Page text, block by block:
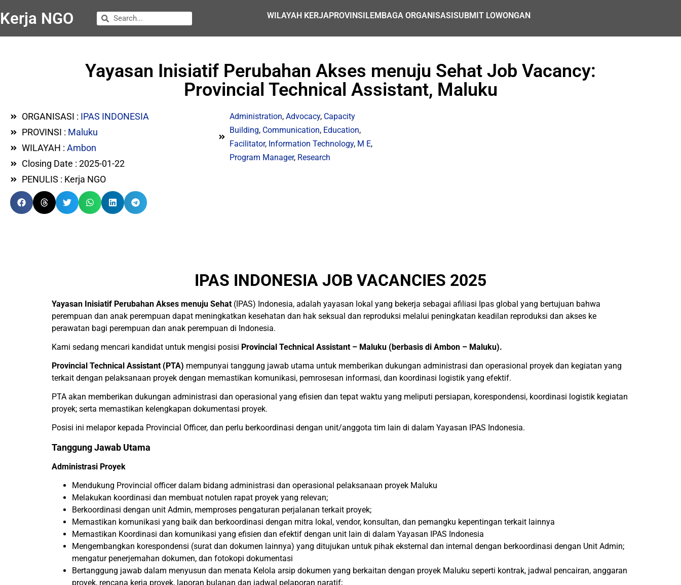
Kerja NGO WILAYAH KERJAPROVINSILEMBAGA ORGANISASISUBMIT LOWONGAN
Yayasan Inisiatif Perubahan Akses menuju Sehat Job Vacancy:
Provincial Technical Assistant, Maluku
ORGANISASI : IPAS INDONESIA
PROVINSI : Maluku
WILAYAH : Ambon
Closing Date : 2025-01-22
PENULIS : Kerja NGO
Administration,Advocacy, Capacity
Building, Communication, Education,
Facilitator, Information Technology, M E,
Program Manager, Research
IPAS INDONESIA JOB VACANCIES 2025
Yayasan Inisiatif Perubahan Akses menuju Sehat (IPAS) Indonesia, adalah yayasan lokal yang bekerja sebagai afiliasi Ipas global yang bertujuan bahwa
perempuan dan anak perempuan dapat meningkatkan kesehatan dan hak seksual dan reproduksi melalui peningkatan keadilan reproduksi dan akses ke
perawatan bagi perempuan dan anak perempuan di Indonesia.
Kami sedang mencari kandidat untuk mengisi posisi Provincial Technical Assistant – Maluku (berbasis di Ambon – Maluku).
Provincial Technical Assistant (PTA) mempunyai tanggung jawab utama untuk memberikan dukungan administrasi dan operasional proyek dan kegiatan yang
terkait dengan pelaksanaan proyek dengan memastikan komunikasi, pemrosesan informasi, dan koordinasi logistik yang efektif.
PTA akan memberikan dukungan administrasi dan operasional yang efisien dan tepat waktu yang meliputi persiapan, korespondensi, koordinasi logistik kegiatan
proyek; serta memastikan kelengkapan dokumentasi proyek.
Posisi ini melapor kepada Provincial Officer, dan perlu berkoordinasi dengan unit/anggota tim lain di dalam Yayasan IPAS Indonesia.
Tanggung Jawab Utama
Administrasi Proyek
Mendukung Provincial officer dalam bidang administrasi dan operasional pelaksanaan proyek Maluku
Melakukan koordinasi dan membuat notulen rapat proyek yang relevan;
Berkoordinasi dengan unit Admin, memproses pengaturan perjalanan terkait proyek;
Memastikan komunikasi yang baik dan berkoordinasi dengan mitra lokal, vendor, konsultan, dan pemangku kepentingan terkait lainnya
Memastikan Koordinasi dan komunikasi yang efisien dan efektif dengan unit lain di dalam Yayasan IPAS Indonesia
Mengembangkan korespondensi (surat dan dokumen lainnya) yang ditujukan untuk pihak eksternal dan internal dengan berkoordinasi dengan Unit Admin;
mengatur penerjemahan dokumen, dan fotokopi dokumentasi
Bertanggung jawab dalam menyusun dan menata Kelola arsip dokumen yang berkaitan dengan proyek Maluku seperti kontrak, jadwal pencairan, anggaran
proyek, rencana kerja proyek, laporan bulanan dan jadwal pelaporan naratif;